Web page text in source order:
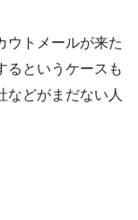
ウトメールが来た
るというケースも
などがまだない人